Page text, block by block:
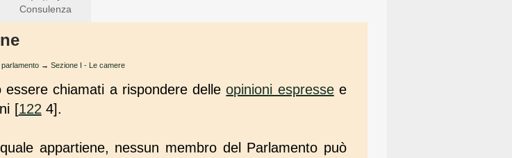
Consulenza
→ Sezione I - Le camere
essere chiamati a rispondere delleopinioni espressee
[122 4].
appartiene, nessun membro del Parlamento può